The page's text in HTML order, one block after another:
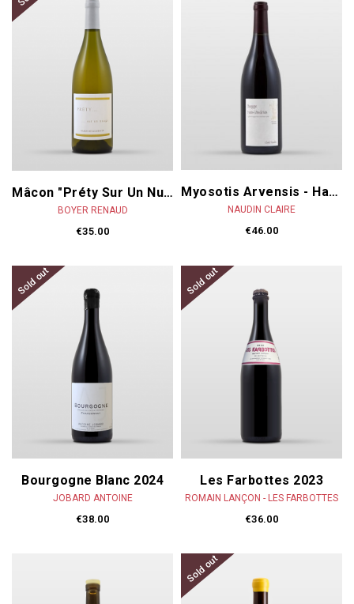
Mâcon "Préty Sur Un Nuage" 2024
BOYER RENAUD
€35.00
Myosotis Arvensis - Hautes-Côtes De Nuits 2023
NAUDIN CLAIRE
€46.00
Sold out
Bourgogne Blanc 2024
JOBARD ANTOINE
€38.00
Sold out
Les Farbottes 2023
ROMAIN LANÇON - LES FARBOTTES
€36.00
Sold out